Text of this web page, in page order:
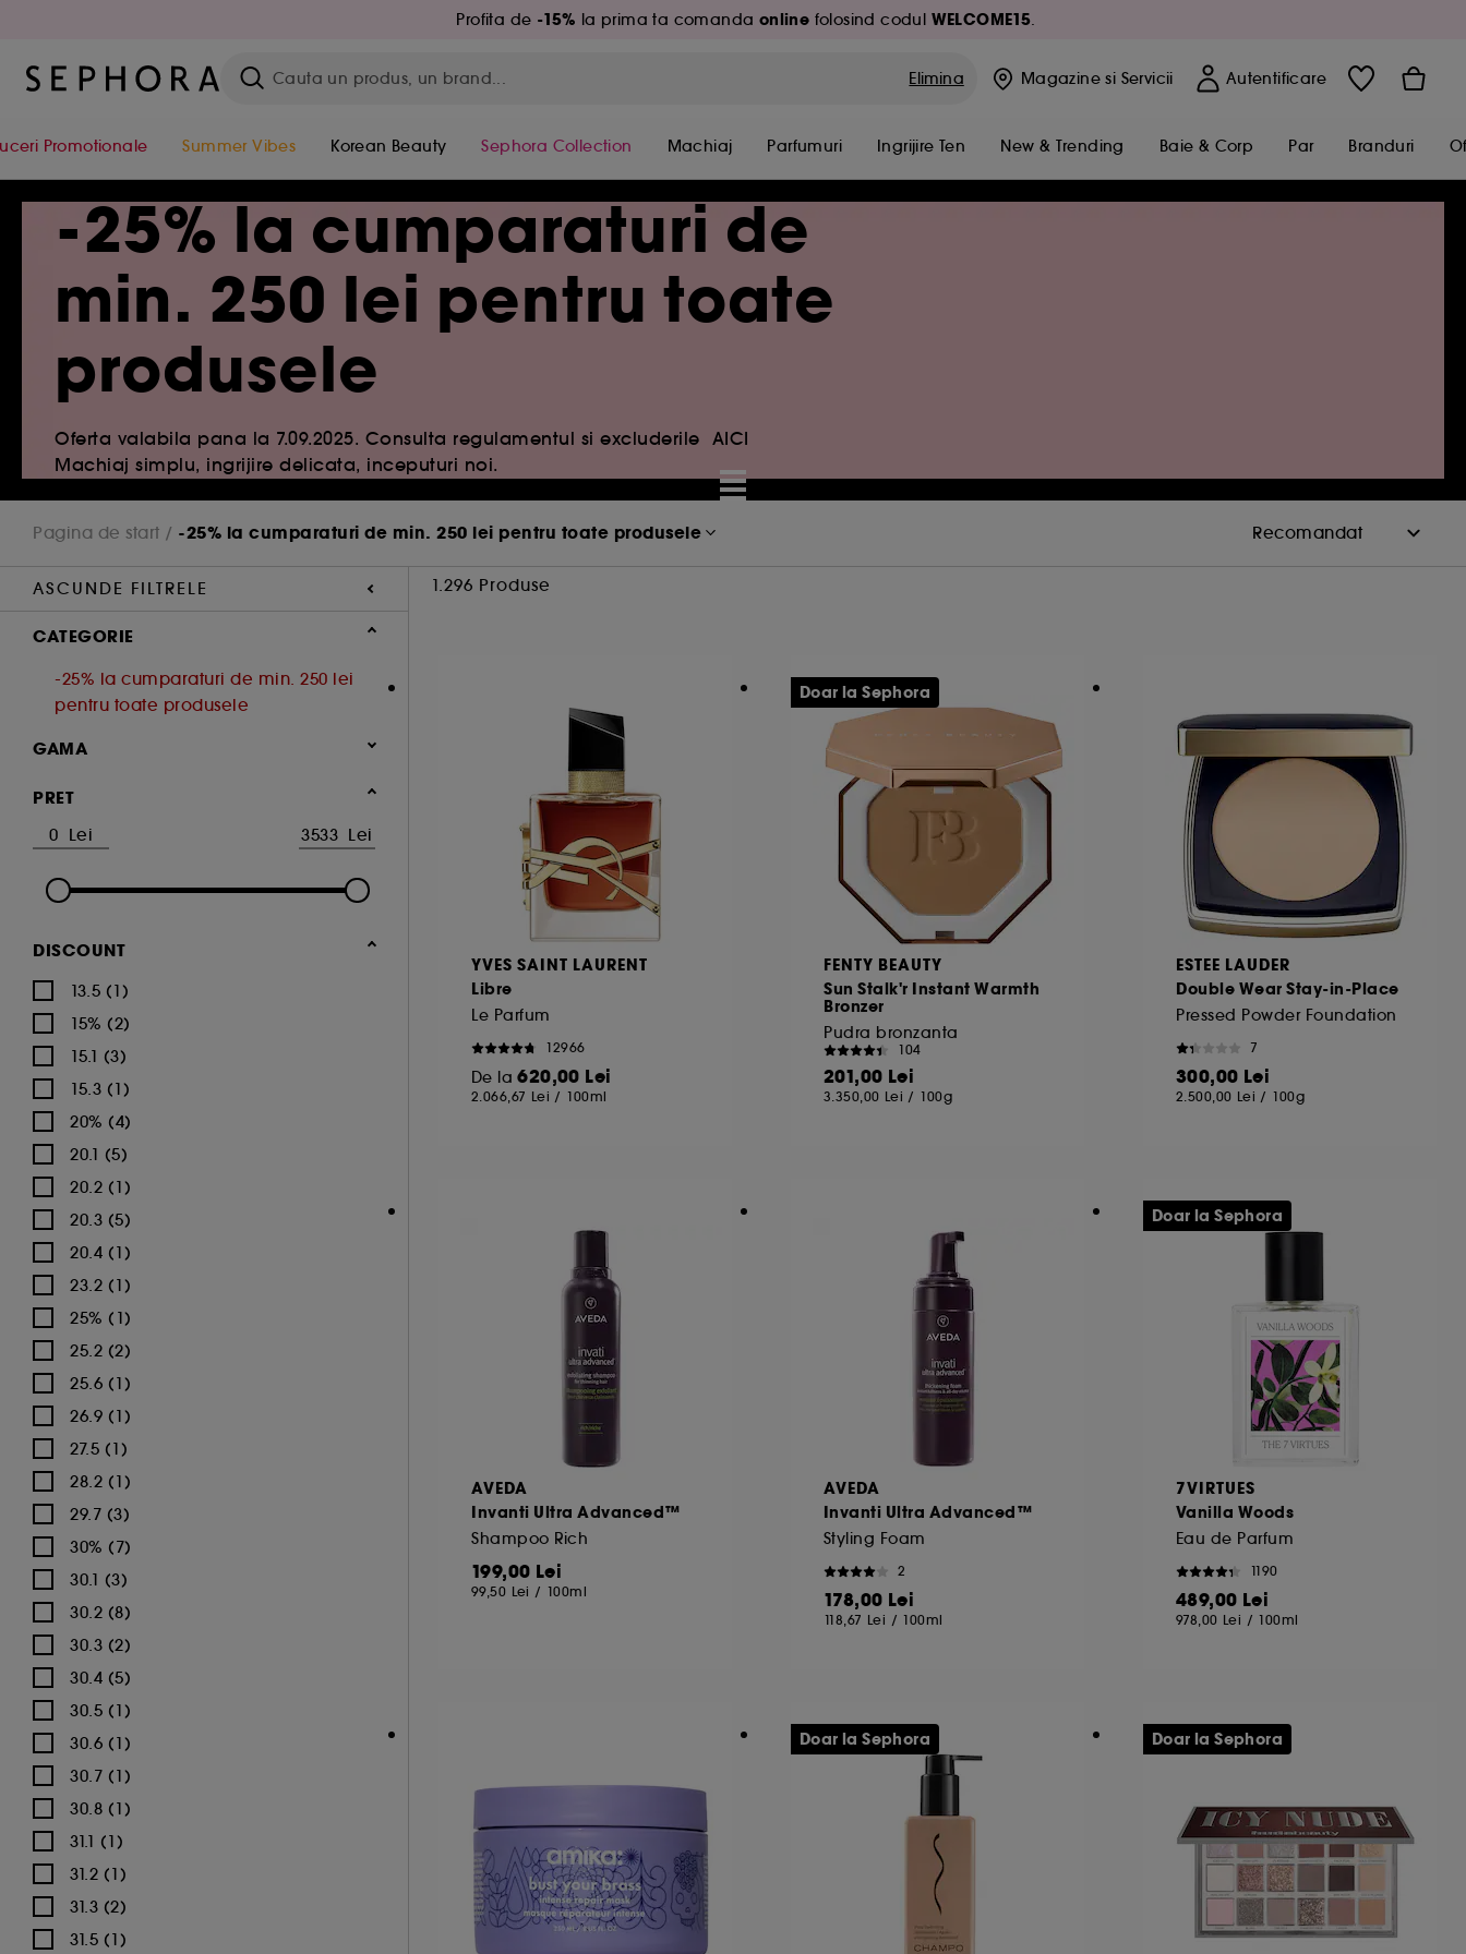
Profita de -15% la prima ta comanda online folosind codul WELCOME15.
Elimina Magazinesi Servicii Autentificare
Promotionale Summer Vibes Korean Beauty Sephora Collection Machiaj Parfumuri Ingrijire Ten New & Trending Baie & Corp Par Branduri
-25% la cumparaturi de
min. 250 lei pentru toate
produsele
Oferta valabila pana la 7.09.2025. Consulta regulamentul si excluderile AICI
Machiaj simplu, ingrijire delicata, inceputuri noi.
Pagina de start -25% la cumparaturi de min. 250 lei pentru toate produsele
ASCUNDE FILTRELE 1.296 Produse
CATEGORIE
-25% la cumparaturi de min. 250 lei
pentru toate produsele
GAMA
CHANCE EAU FRAÎCHE (1)
PRET
DISCOUNT
13.5 (1)
15% (2)
15.1 (3)
15.3 (1)
20% (4)
20.1 (5)
20.2 (1)
20.3 (5)
20.4 (1)
23.2 (1)
25% (1)
25.2 (2)
25.6 (1)
26.9 (1)
27.5 (1)
28.2 (1)
29.7 (3)
30% (7)
30.1 (3)
30.2 (8)
30.3 (2)
30.4 (5)
30.5 (1)
30.6 (1)
30.7 (1)
30.8 (1)
31.1 (1)
31.2 (1)
31.3 (2)
31.5 (1)
YVES SAINT LAURENT
Libre
Le Parfum
12966
De la620,00 Lei
2.066,67 Lei / 100ml
FENTY BEAUTY
Sun Stalk'r Instant Warmth
Bronzer
Pudra bronzanta
104
201,00 Lei
3.350,00 Lei / 100g
Doar la Sephora
ESTEE LAUDER
Double Wear Stay-in-Place
Pressed Powder Foundation
7
300,00 Lei
2.500,00 Lei / 100g
AVEDA
Invanti Ultra Advanced™
Shampoo Rich
199,00 Lei
99,50 Lei / 100ml
AVEDA
Invanti Ultra Advanced™
Styling Foam
2
178,00 Lei
118,67 Lei / 100ml
7VIRTUES
Vanilla Woods
Eau de Parfum
1190
489,00 Lei
978,00 Lei / 100ml
Doar la Sephora
Doar la Sephora Doar la Sephora